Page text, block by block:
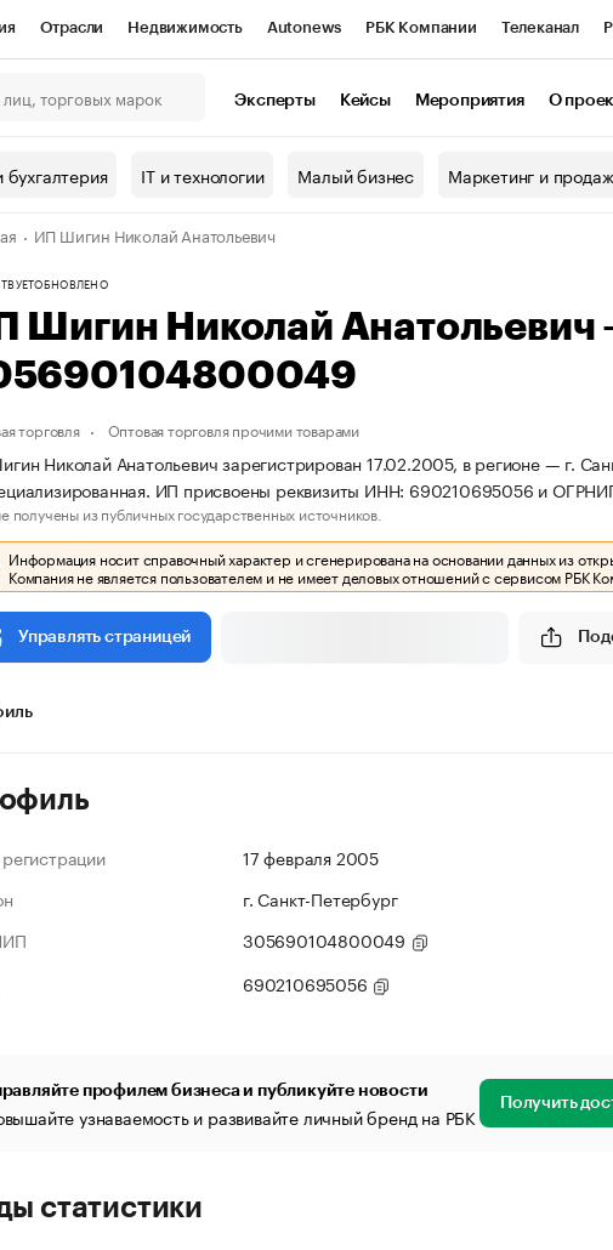
Отрасли Недвижимость Autonews РБК Компании Телеканал
Проверка контрагентов
валюты
Эксперты Кейсы Мероприятия О
IT и технологии Малый бизнес Маркетинг и
ИП Шигин Николай Анатольевич
ОБНОВЛЕНО
Шигин Николай
торговля Оптовая торговля прочими товарами
Николай Анатольевич зарегистрирован 17.02.2005, в регионе — г.
ИП присвоены реквизиты ИНН: 690210695056 и
получены из публичных государственных источников.
Информация носит справочный характер и сгенерирована на основании данных из
Компания не является пользователем и не имеет деловых отношений с сервисом РБК
Управлять страницей
17 февраля 2005
г. Санкт-Петербург
305690104800049
690210695056
профилем бизнеса и публикуйте новости
узнаваемость и развивайте личный бренд на РБК Получить
статистики